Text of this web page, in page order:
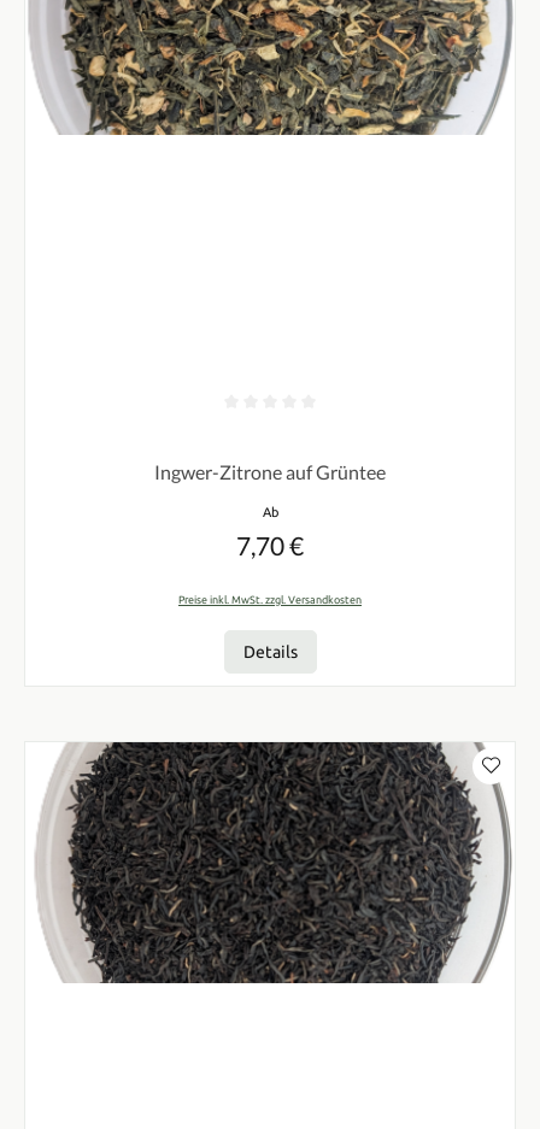
Ingwer-Zitrone auf Grüntee
Regulärer Preis:
Ab
7,70 €
Preise inkl. MwSt. zzgl. Versandkosten
Details